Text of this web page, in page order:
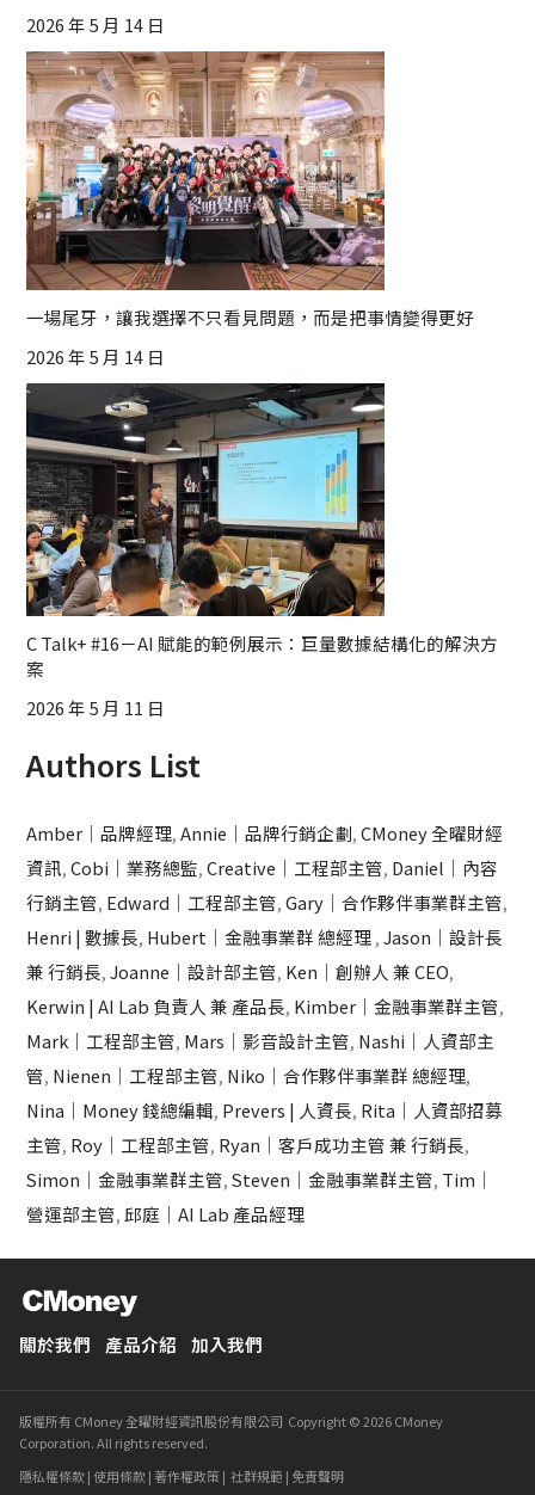
2026 年 5 月 14 日
一場尾牙，讓我選擇不只看見問題，而是把事情變得更好
2026 年 5 月 14 日
C Talk+ #16－AI 賦能的範例展示：巨量數據結構化的解決方
案
2026 年 5 月 11 日
Authors List
Amber｜品牌經理,Annie｜品牌行銷企劃,CMoney 全曜財經
資訊,Cobi｜業務總監,Creative｜工程部主管, Daniel｜內容
行銷主管, Edward｜工程部主管,Gary｜合作夥伴事業群主管,
Henri | 數據長, Hubert｜金融事業群 總經理,Jason｜設計長
兼 行銷長,Joanne｜設計部主管, Ken｜創辦人 兼 CEO,
Kerwin | AI Lab 負責人 兼 產品長, Kimber｜金融事業群主管,
Mark｜工程部主管, Mars｜影音設計主管, Nashi｜人資部主
管, Nienen｜工程部主管, Niko｜合作夥伴事業群 總經理,
Nina｜Money 錢總編輯, Prevers | 人資長, Rita｜人資部招募
主管, Roy｜工程部主管, Ryan｜客戶成功主管 兼 行銷長,
Simon｜金融事業群主管,Steven｜金融事業群主管, Tim｜
營運部主管,邱庭｜AI Lab 產品經理
關於我們 產品介紹 加入我們
版權所有 CMoney 全曜財經資訊股份有限公司 Copyright © 2026 CMoney
Corporation. All rights reserved.
隱私權條款|使用條款| 著作權政策| 社群規範 | 免責聲明